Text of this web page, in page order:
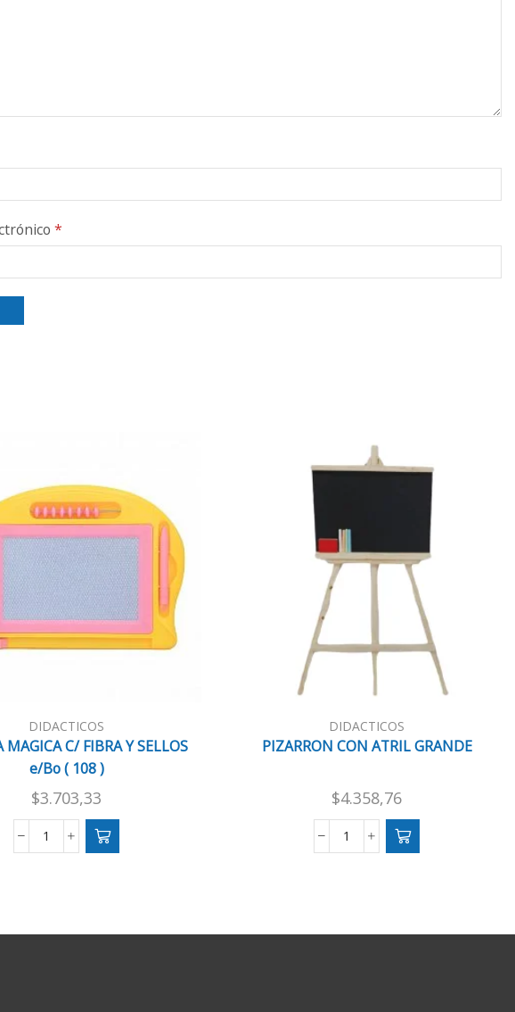
*
DIDACTICOS
MAGICA C/ FIBRA Y SELLOS
e/Bo ( 108 )
$3.703,33
PIZARRA
SELLOS
DIDACTICOS
PIZARRON CON ATRIL GRANDE
$4.358,76
PIZARRON